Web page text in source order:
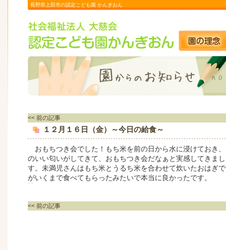
長野県上田市の認定こども園 かんぎおん
<< 前の記事
１２月１６日（金）～今日の給食～
おもちつき会でした！もち米を前の日から水に浸けておき
のいい匂いがしてきて、おもちつき会だなぁと実感してきま
す。未満児さんはもち米とうるち米を合わせて炊いたおはぎ
がいくまで食べてもらったみたいで本当に良かったです。
<< 前の記事